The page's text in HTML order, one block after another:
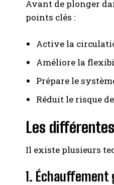
Avant de plonger
points clés :
Active la
Améliore la
Prépare le
Réduit le risque
Les
Il existe plusieurs
1. Échauffement